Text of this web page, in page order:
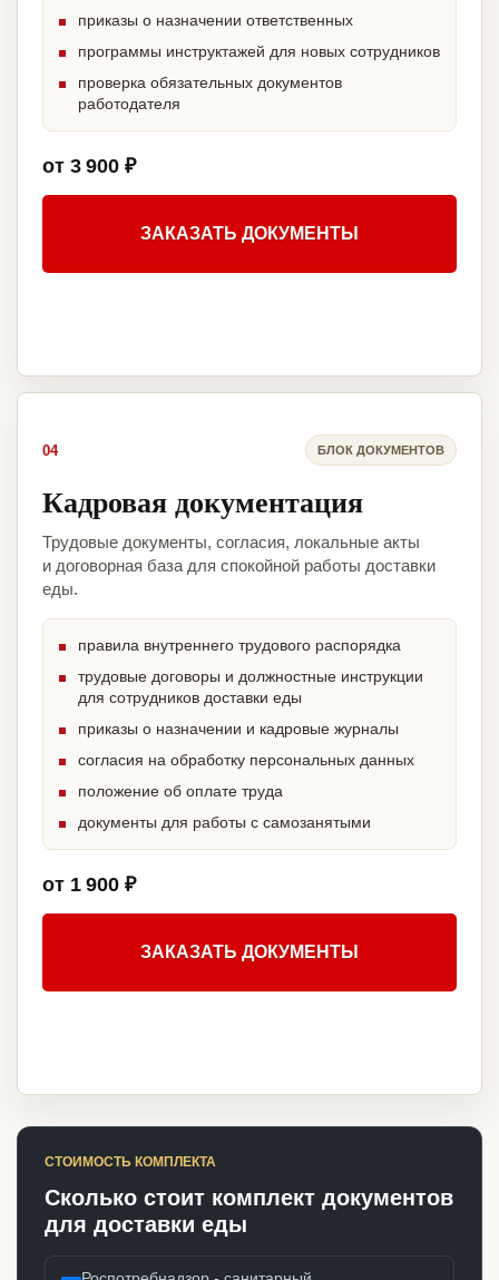
приказы о назначении ответственных
программы инструктажей для новых сотрудников
проверка обязательных документов
работодателя
от 3 900 ₽
ЗАКАЗАТЬ ДОКУМЕНТЫ
04 БЛОК ДОКУМЕНТОВ
Кадровая документация
Трудовые документы, согласия, локальные акты
и договорная база для спокойной работы доставки
еды.
правила внутреннего трудового распорядка
трудовые договоры и должностные инструкции
для сотрудников доставки еды
приказы о назначении и кадровые журналы
согласия на обработку персональных данных
положение об оплате труда
документы для работы с самозанятыми
от 1 900 ₽
ЗАКАЗАТЬ ДОКУМЕНТЫ
СТОИМОСТЬ КОМПЛЕКТА
Сколько стоит комплект документов
для доставки еды